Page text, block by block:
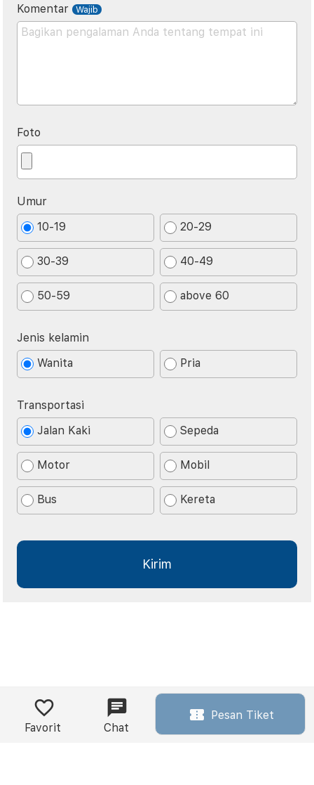
Komentar
Foto
Umur
10-19
20-29
30-39 40-49
50-59 above 60
Jenis kelamin
Wanita
Pria
Transportasi
Jalan Kaki
Sepeda
Motor Mobil
Bus Kereta
Favorit Chat
Pesan Tiket